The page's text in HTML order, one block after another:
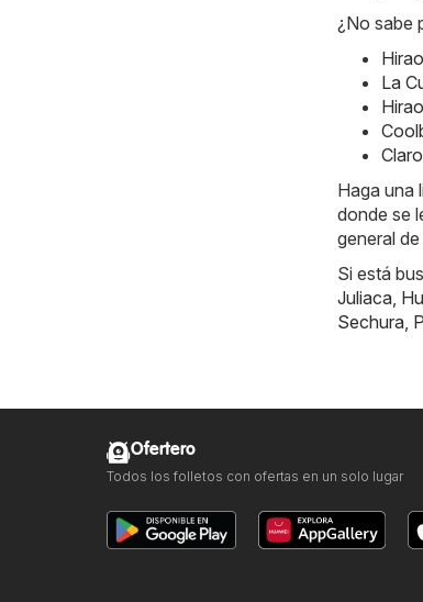
¿No sabe
La
Haga una
donde se
general
Si está
Juliaca
Sechura
Ofertero
Todos los folletos con ofertas en un solo lugar